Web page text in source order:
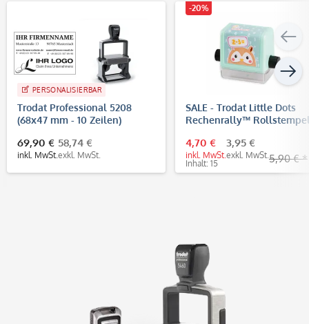
PERSONALISIERBAR
Trodat Professional 5208
(68x47 mm - 10 Zeilen)
69,90 €
inkl. MwSt.
58,74 €
exkl. MwSt.
-20%
SALE - Trodat Little Dots
Rechenrally™
4,70 €
inkl. MwSt.
3,95 €
exkl. MwSt.
Inhalt: 15
5,90 € *